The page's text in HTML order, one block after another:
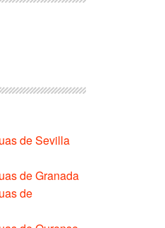
de Sevilla
de Granada
de